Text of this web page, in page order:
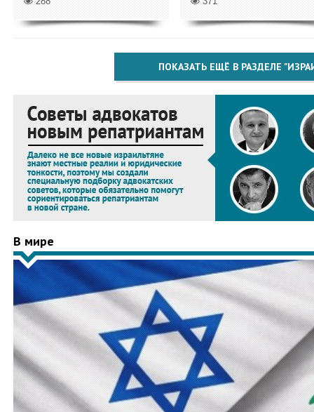
ПОКАЗАТЬ ЕЩЁ В РАЗДЕЛЕ
В мире